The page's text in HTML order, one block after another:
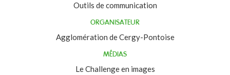
Outils de communication
ORGANISATEUR
Agglomération de Cergy-Pontoise
MÉDIAS
Le Challenge en images